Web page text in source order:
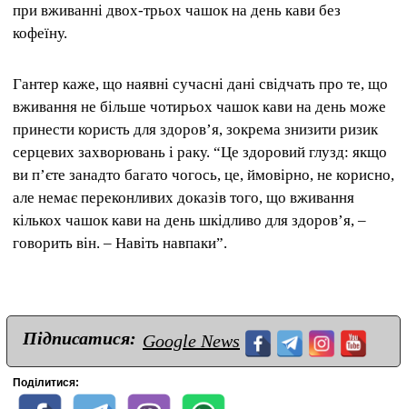
при вживанні двох-трьох чашок на день кави без
кофеїну.
Гантер каже, що наявні сучасні дані свідчать про те, що
вживання не більше чотирьох чашок кави на день може
принести користь для здоров’я, зокрема знизити ризик
серцевих захворювань і раку. “Це здоровий глузд: якщо
ви п’єте занадто багато чогось, це, ймовірно, не корисно,
але немає переконливих доказів того, що вживання
кількох чашок кави на день шкідливо для здоров’я, –
говорить він. – Навіть навпаки”.
Підписатися: Google News
Поділитися: